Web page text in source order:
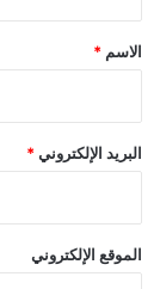
*
الاسم *
البريد الإلكتروني *
الموقع الإلكتروني